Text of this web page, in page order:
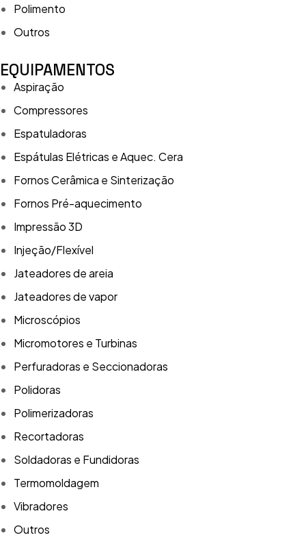
Polimento
Outros
EQUIPAMENTOS
Aspiração
Compressores
Espatuladoras
Espátulas Elétricas e Aquec. Cera
Fornos Cerâmica e Sinterização
Fornos Pré-aquecimento
Impressão 3D
Injeção/Flexível
Jateadores de areia
Jateadores de vapor
Microscópios
Micromotores e Turbinas
Perfuradoras e Seccionadoras
Polidoras
Polimerizadoras
Recortadoras
Soldadoras e Fundidoras
Termomoldagem
Vibradores
Outros